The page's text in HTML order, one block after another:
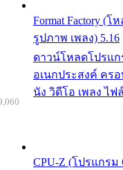
Format Factory (โ
รูปภาพ เพลง) 5.16
ดาวน์โหลดโปรแก
อเนกประสงค์ คร
นัง วิดีโอ เพลง ไฟ
CPU-Z (โปรแกรม